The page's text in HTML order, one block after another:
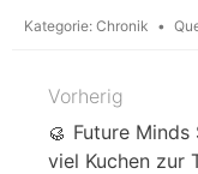
Kategorie: Chronik
Vorherig
🥮 Future
viel Kuchen zur